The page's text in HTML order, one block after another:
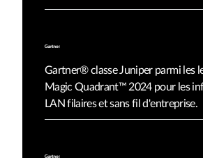
Gartner® classe Juniper parmi les
Magic Quadrant™ 2024 pour les
LAN filaires et sans fil d'entreprise.